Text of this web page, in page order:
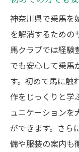
神奈川県で乗馬を
を解消するための
馬クラブでは経験
でも安心して乗馬
す。初めて馬に触
作をじっくりと学
ュニケーションを
ができます。さら
備や服装の案内も